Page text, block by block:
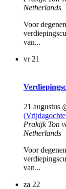
Netherlands
Voor
van...
vr 21
21 augustus
Prakijk Ton
Netherlands
Voor
van...
za 22